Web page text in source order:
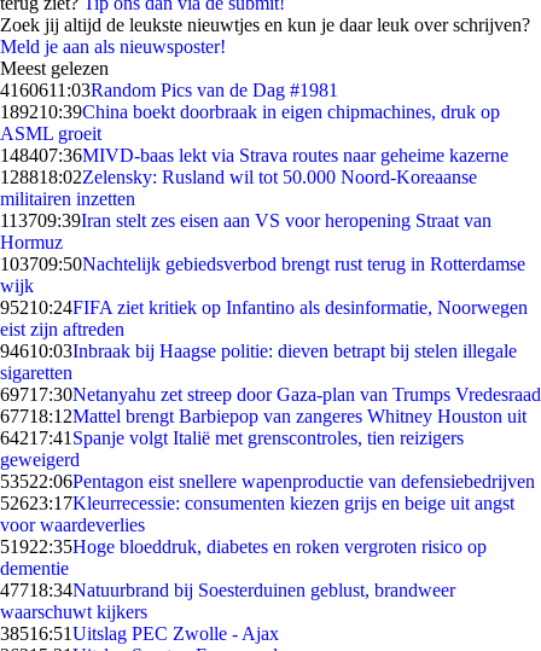
Zoek jij altijd de leukste nieuwtjes en kun je daar leuk over schrijven?
Meld je aan als nieuwsposter!
Meest gelezen
4160611:03Random Pics van de Dag #1981
189210:39China boekt doorbraak in eigen chipmachines, druk op
ASML groeit
148407:36MIVD-baas lekt via Strava routes naar geheime kazerne
128818:02Zelensky: Rusland wil tot 50.000 Noord-Koreaanse
militairen inzetten
113709:39Iran stelt zes eisen aan VS voor heropening Straat van
Hormuz
103709:50Nachtelijk gebiedsverbod brengt rust terug in Rotterdamse
wijk
95210:24FIFA ziet kritiek op Infantino als desinformatie, Noorwegen
eist zijn aftreden
94610:03Inbraak bij Haagse politie: dieven betrapt bij stelen illegale
sigaretten
69717:30Netanyahu zet streep door Gaza-plan van Trumps Vredesraad
67718:12Mattel brengt Barbiepop van zangeres Whitney Houston uit
64217:41 Spanje volgt Italië met grenscontroles, tien reizigers
geweigerd
53522:06Pentagon eist snellere wapenproductie van defensiebedrijven
52623:17Kleurrecessie: consumenten kiezen grijs en beige uit angst
voor waardeverlies
51922:35Hoge bloeddruk, diabetes en roken vergroten risico op
dementie
47718:34Natuurbrand bij Soesterduinen geblust, brandweer
waarschuwt kijkers
38516:51Uitslag PEC Zwolle - Ajax